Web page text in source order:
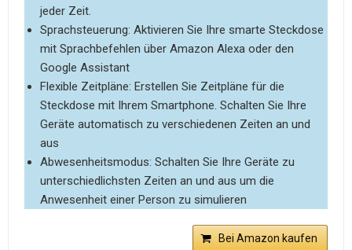
jeder Zeit.
Sprachsteuerung: Aktivieren Sie Ihre smarte Steckdose
mit Sprachbefehlen über Amazon Alexa oder den
Google Assistant
Flexible Zeitpläne: Erstellen Sie Zeitpläne für die
Steckdose mit Ihrem Smartphone. Schalten Sie Ihre
Geräte automatisch zu verschiedenen Zeiten an und
aus
Abwesenheitsmodus: Schalten Sie Ihre Geräte zu
unterschiedlichsten Zeiten an und aus um die
Anwesenheit einer Person zu simulieren
Bei Amazon kaufen